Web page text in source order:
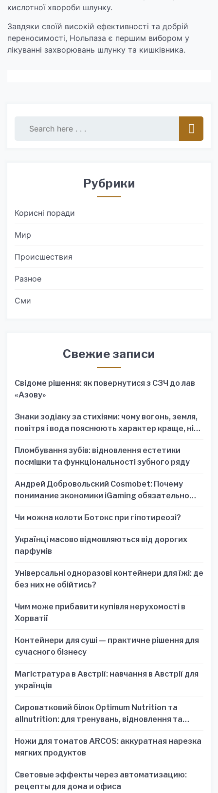
кислотної хвороби шлунку.
Завдяки своїй високій ефективності та добрій
переносимості, Нольпаза є першим вибором у
лікуванні захворювань шлунку та кишківника.
Рубрики
Корисні поради
Мир
Происшествия
Разное
Сми
Свежие записи
Свідоме рішення: як повернутися з СЗЧ до лав
«Азову»
Знаки зодіаку за стихіями: чому вогонь, земля,
повітря і вода пояснюють характер краще, ніж
Пломбування зубів: відновлення естетики
посмішки та функціональності зубного ряду
Андрей Добровольский Cosmobet: Почему
понимание экономики iGaming обязательно
Чи можна колоти Ботокс при гіпотиреозі?
Українці масово відмовляються від дорогих
парфумів
Універсальні одноразові контейнери для їжі: де
без них не обійтись?
Чим може прибавити купівля нерухомості в
Хорватії
Контейнери для суші — практичне рішення для
сучасного бізнесу
Магістратура в Австрії: навчання в Австрії для
українців
Сироватковий білок Optimum Nutrition та
allnutrition: для тренувань, відновлення та
Ножи для томатов ARCOS: аккуратная нарезка
мягких продуктов
Световые эффекты через автоматизацию:
рецепты для дома и офиса